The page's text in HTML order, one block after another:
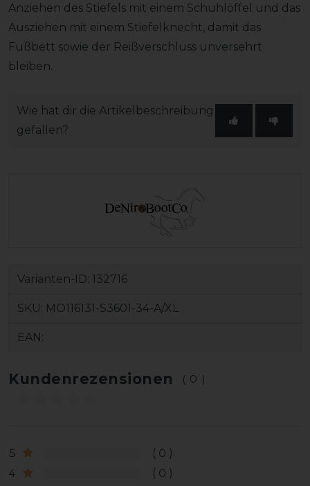
Anziehen des Stiefels mit einem Schuhlöffel und das
Ausziehen mit einem Stiefelknecht, damit das
Fußbett sowie der Reißverschluss unversehrt
bleiben.
Wie hat dir die Artikelbeschreibung
gefallen?
Varianten-ID: 132716
SKU: MO116131-S3601-34-A/XL
EAN:
Kundenrezensionen (0)
5
0
4
0